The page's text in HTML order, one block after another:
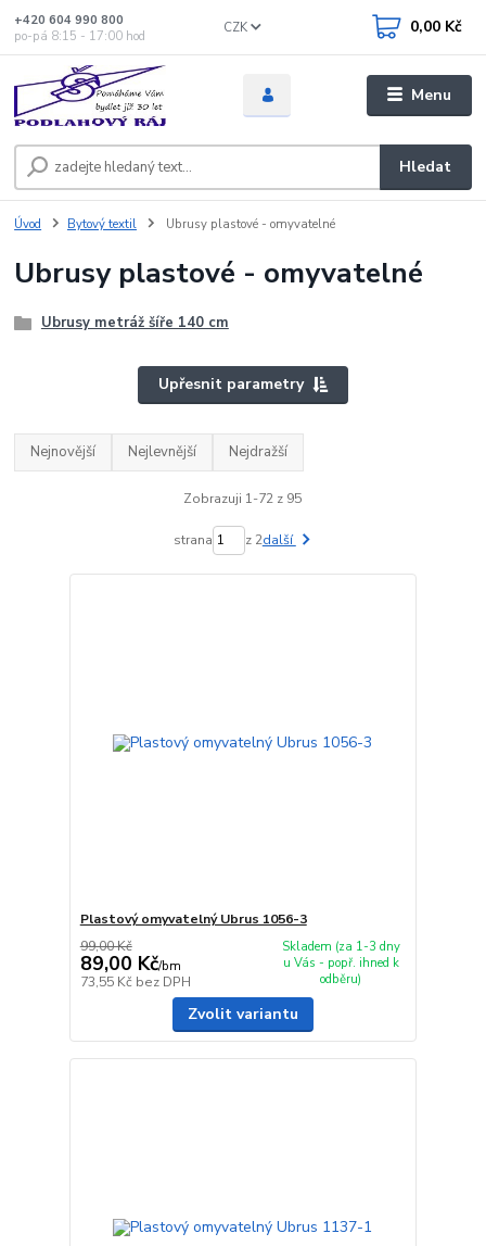
Menu
CZK
Hledat
+420 604 990 800
po-pá 8:15 - 17:00 hod
0,00 Kč
Úvod Bytový textil Ubrusy plastové - omyvatelné
Ubrusy plastové - omyvatelné
Ubrusy metráž šíře 140 cm
Upřesnit parametry
Nejnovější Nejlevnější Nejdražší
Zobrazuji 1-72 z 95
strana z 2další
Plastový omyvatelný Ubrus 1056-3
99,00 Kč
89,00 Kč/bm
73,55 Kč bez DPH
Skladem (za 1-3 dny
u Vás - popř. ihned k
odběru)
Zvolit variantu